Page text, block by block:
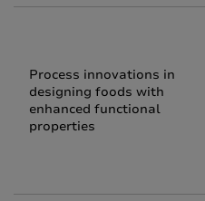
Process innovations in
designing foods with
enhanced functional
properties